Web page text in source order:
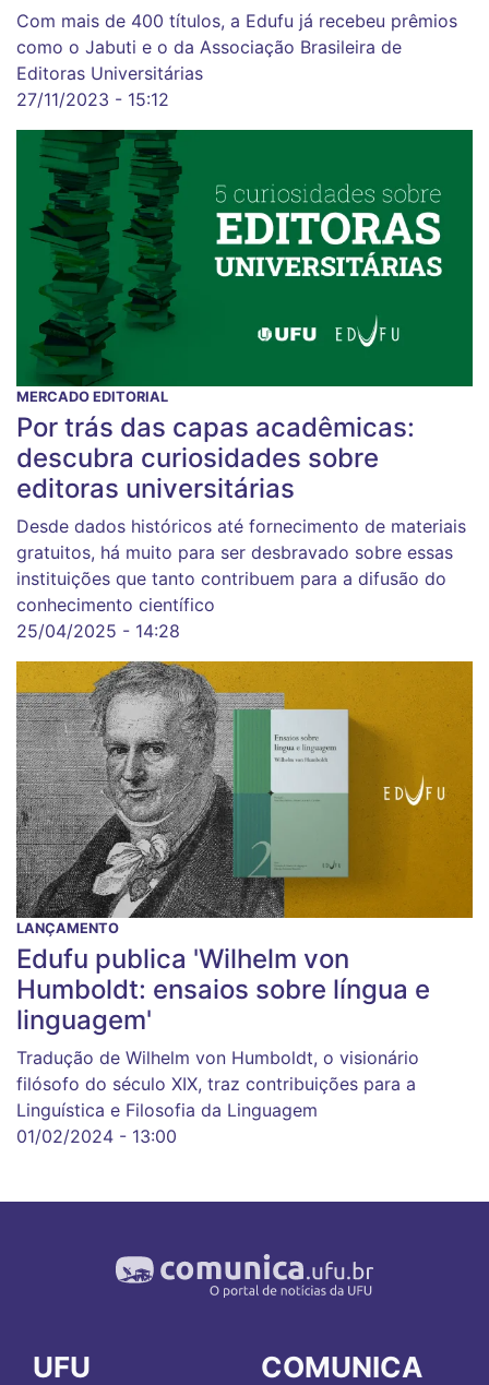
Com mais de 400 títulos, a Edufu já recebeu prêmios
como o Jabuti e o da Associação Brasileira de
Editoras Universitárias
27/11/2023 - 15:12
MERCADO EDITORIAL
Por trás das capas acadêmicas:
descubra curiosidades sobre
editoras universitárias
Desde dados históricos até fornecimento de materiais
gratuitos, há muito para ser desbravado sobre essas
instituições que tanto contribuem para a difusão do
conhecimento científico
25/04/2025 - 14:28
LANÇAMENTO
Edufu publica 'Wilhelm von
Humboldt: ensaios sobre língua e
linguagem'
Tradução de Wilhelm von Humboldt, o visionário
filósofo do século XIX, traz contribuições para a
Linguística e Filosofia da Linguagem
01/02/2024 - 13:00
UFU COMUNICA